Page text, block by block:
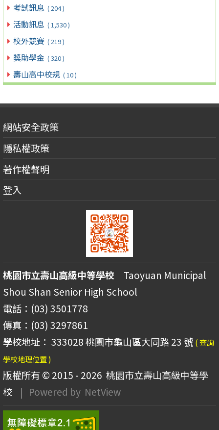
考試訊息 ( 204 )
活動訊息 ( 1,530 )
校外競賽 ( 219 )
獎助學金 ( 320 )
壽山高中校規 ( 10 )
網站安全政策
隱私權政策
著作權聲明
登入
桃園市立壽山高級中等學校 Taoyuan Municipal
Shou Shan Senior High School
電話：(03) 3501778
傳真：(03) 3297861
學校地址： 333028 桃園市龜山區大同路 23 號 ( 查詢
學校地理位置 )
版權所有 © 2015 - 2026 桃園市立壽山高級中等學
校
| Powered by NetView